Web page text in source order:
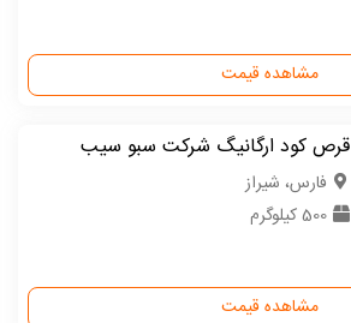
مشاهده قیمت
قرص کود ارگانیگ شرکت سبو سیب
فارس، شیراز
500 کیلوگرم
مشاهده قیمت